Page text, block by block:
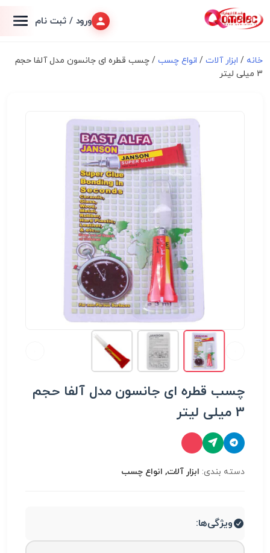
ورود / ثبت نام
خانه / ابزار آلات/ انواع چسب / چسب قطره ای جانسون مدل آلفا حجم
3 میلی لیتر
چسب قطره ای جانسون مدل آلفا حجم
3 میلی لیتر
دسته بندی: ابزار آلات, انواع چسب
ویژگی‌ها: